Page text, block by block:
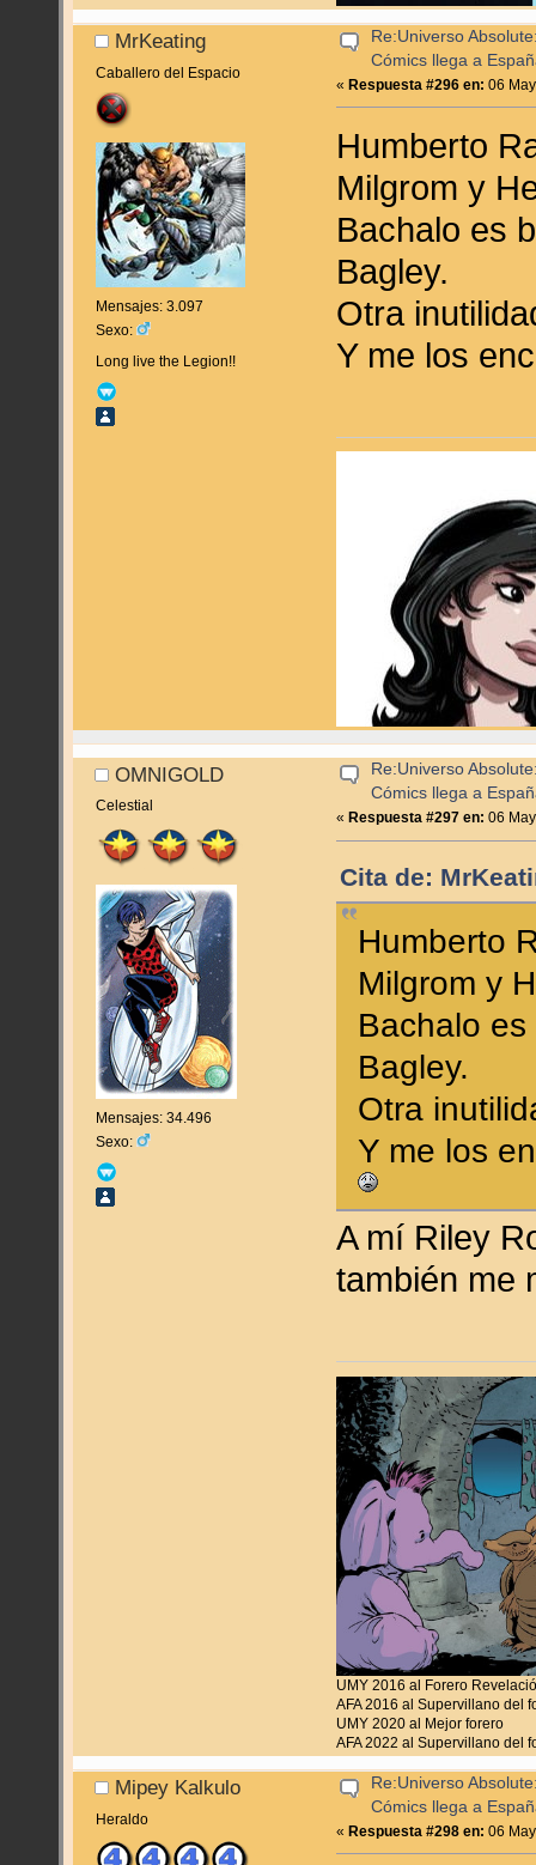
MrKeating
Caballero del Espacio
Mensajes: 3.097
Sexo:
Long live the Legion!!
Re:Universo
Cómics llega a
«Respuesta #296 en: 06
Humberto
Milgrom y
Bachalo es
Bagley.
Otra
Y me los
OMNIGOLD
Celestial
Mensajes: 34.496
Sexo:
Re:Universo
Cómics llega a
« Respuesta #297 en: 06
Cita de:
Humberto
Milgrom y
Bachalo
Bagley.
Otra
Y me los
A mí Riley
también me
UMY 2016 al Forero
AFA 2016 al Supervillano del
UMY 2020 al Mejor forero
AFA 2022 al Supervillano del
Mipey Kalkulo
Heraldo
Re:Universo
Cómics llega a
« Respuesta #298 en: 06